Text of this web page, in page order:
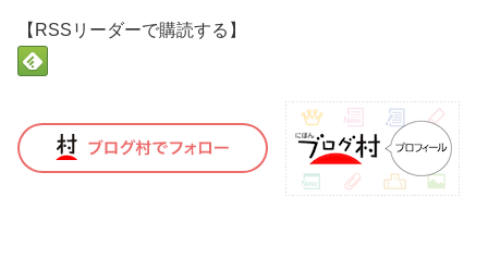
【RSSリーダーで購読する】